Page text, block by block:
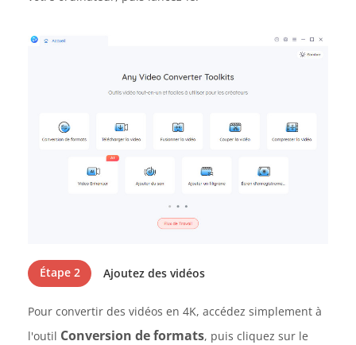
Étape 2 Ajoutez des vidéos
Pour convertir des vidéos en 4K, accédez simplement à
l'outil Conversion de formats, puis cliquez sur le